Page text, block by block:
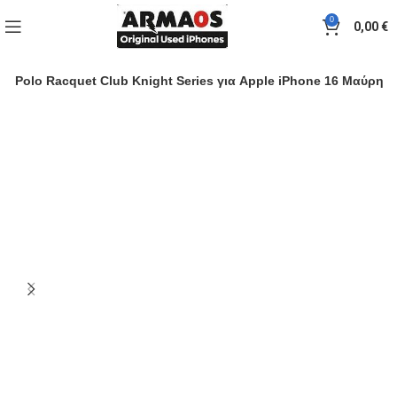
0 0,00€
Polo Racquet Club Knight Series για Apple iPhone 16 Μαύρη